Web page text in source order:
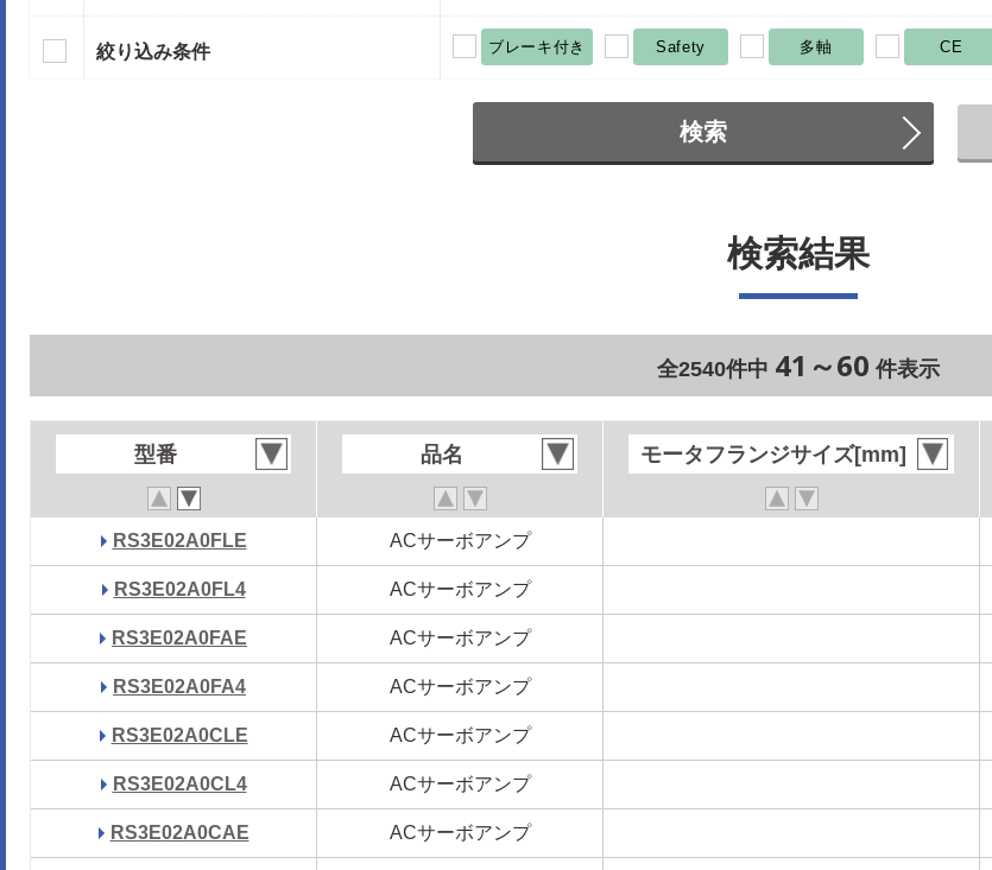
絞り込み条件 ブレーキ付き Safety 多軸 CE
検索
検索結果
全2540件中 41～60 件表示
型番 品名 モータフランジサイズ[mm]
RS3E02A0FLE ACサーボアンプ
RS3E02A0FL4 ACサーボアンプ
RS3E02A0FAE ACサーボアンプ
RS3E02A0FA4 ACサーボアンプ
RS3E02A0CLE ACサーボアンプ
RS3E02A0CL4 ACサーボアンプ
RS3E02A0CAE ACサーボアンプ
型番 品名 モータフランジサイズ[mm]
RS3E02A0FLE ACサーボアンプ
RS3E02A0FL4 ACサーボアンプ
RS3E02A0FAE ACサーボアンプ
RS3E02A0FA4 ACサーボアンプ
RS3E02A0CLE ACサーボアンプ
RS3E02A0CL4 ACサーボアンプ
RS3E02A0CAE ACサーボアンプ